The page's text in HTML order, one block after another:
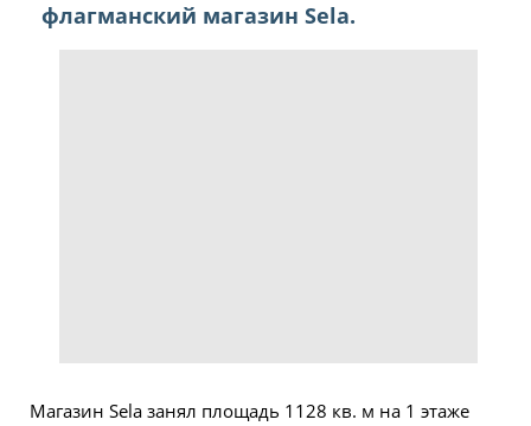
флагманский магазин Sela.
Магазин Sela занял площадь 1128 кв. м на 1 этаже